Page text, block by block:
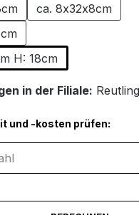
ca. 8x32x8cm
H: 18cm
in der Filiale:
und -kosten prüfen: